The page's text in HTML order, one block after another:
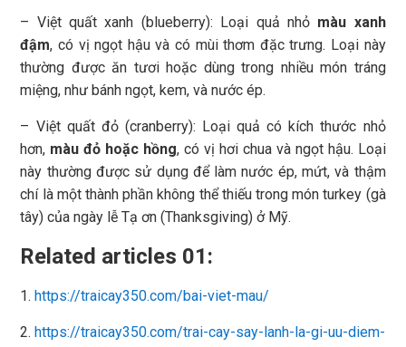
– Việt quất xanh (blueberry): Loại quả nhỏ màu xanh
đậm, có vị ngọt hậu và có mùi thơm đặc trưng. Loại này
thường được ăn tươi hoặc dùng trong nhiều món tráng
miệng, như bánh ngọt, kem, và nước ép.
– Việt quất đỏ (cranberry): Loại quả có kích thước nhỏ
hơn, màu đỏ hoặc hồng, có vị hơi chua và ngọt hậu. Loại
này thường được sử dụng để làm nước ép, mứt, và thậm
chí là một thành phần không thể thiếu trong món turkey (gà
tây) của ngày lễ Tạ ơn (Thanksgiving) ở Mỹ.
Related articles 01:
1. https://traicay350.com/bai-viet-mau/
2. https://traicay350.com/trai-cay-say-lanh-la-gi-uu-diem-